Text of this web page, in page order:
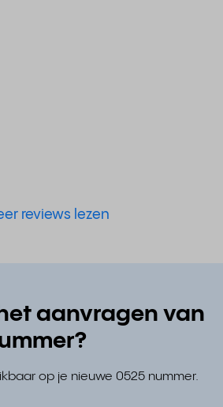
reviews lezen
aanvragen van
op je nieuwe 0525 nummer.